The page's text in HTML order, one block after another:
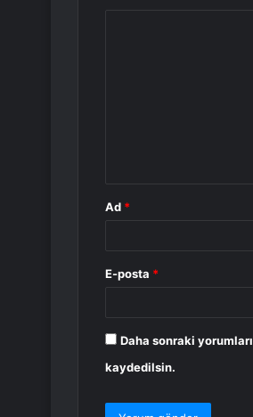
Ad *
E-posta *
Daha sonraki
kaydedilsin.